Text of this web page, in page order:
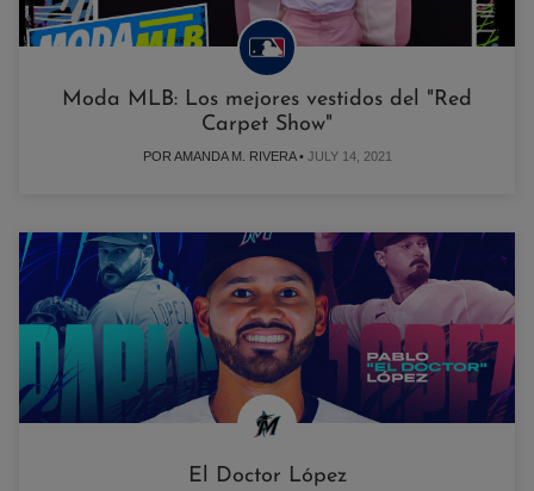
Moda MLB: Los mejores vestidos del "Red
Carpet Show"
POR AMANDA M. RIVERA • JULY 14, 2021
El Doctor López